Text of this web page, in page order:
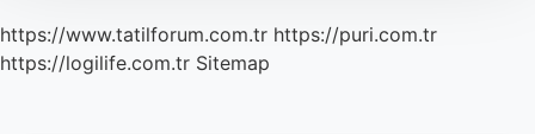
https://www.tatilforum.com.tr https://puri.com.tr
https://logilife.com.tr Sitemap